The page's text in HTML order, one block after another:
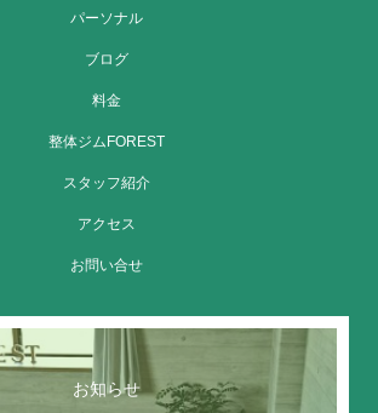
パーソナル
ブログ
料金
整体ジムFOREST
スタッフ紹介
アクセス
お問い合せ
お知らせ